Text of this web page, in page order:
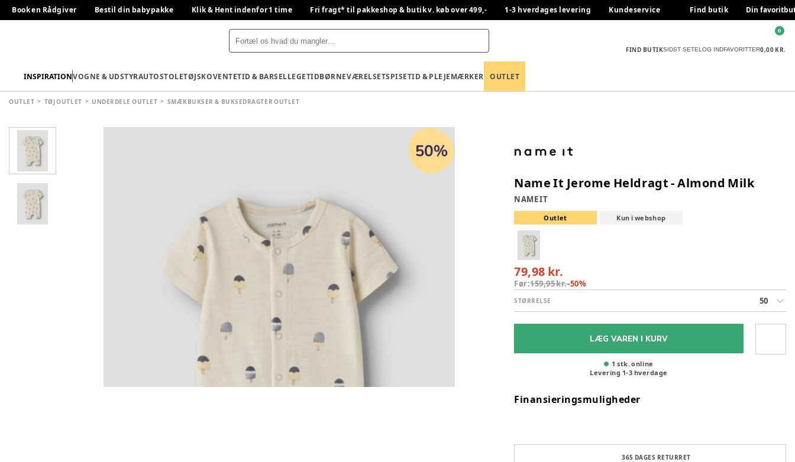
Book en Rådgiver Bestil din babypakke Klik & Hent indenfor 1 time Fri fragt* til pakkeshop & butik v. køb over 499,- 1-3 hverdages levering Kundeservice Find butik Din
FIND BUTIKSIDST SETELOG INDFAVORITTER0,00 KR.
0
INSPIRATIONVOGNE & UDSTYRAUTOSTOLETØJSKOVENTETID & BARSELLEGETIDBØRNEVÆRELSETSPISETID & PLEJEMÆRKER OUTLET
OUTLET TØJ OUTLET UNDERDELE OUTLET SMÆKBUKSER & BUKSEDRAGTER OUTLET
Name It Jerome Heldragt - Almond Milk
NAME IT
Outlet Kun i webshop
79,98 kr.
Før:159,95 kr.-50%
STØRRELSE 50
LÆG VAREN I KURV
1 stk. online
Levering 1-3 hverdage
Finansieringsmuligheder
365 DAGES RETURRET